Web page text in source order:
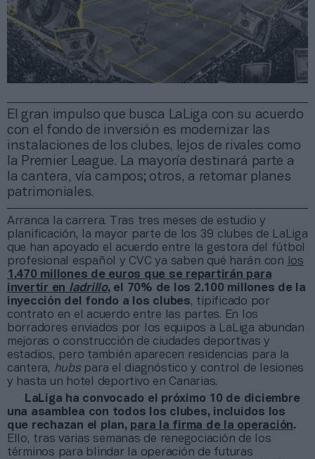
El gran impulso que busca LaLiga con su acuerdo
con el fondo de inversión es modernizar las
instalaciones de los clubes, lejos de rivales como
la Premier League. La mayoría destinará parte a
la cantera, vía campos; otros, a retomar planes
patrimoniales.
Arranca la carrera. Tras tres meses de estudio y
planificación, la mayor parte de los 39 clubes de LaLiga
que han apoyado el acuerdo entre la gestora del fútbol
profesional español y CVC ya saben qué harán con
los
1.470 millones de euros que se repartirán para
invertir en ladrillo, el 70% de los 2.100 millones de la
inyección del fondo a los clubes, tipificado por
contrato en el acuerdo entre las partes. En los
borradores enviados por los equipos a LaLiga abundan
mejoras o construcción de ciudades deportivas y
estadios, pero también aparecen residencias para la
cantera, hubspara el diagnóstico y control de lesiones
y hasta un hotel deportivo en Canarias.
LaLiga ha convocado el próximo 10 de diciembre
una asamblea con todos los clubes, incluidos los
que rechazan el plan, para la firma de la operación.
Ello, tras varias semanas de renegociación de los
términos para blindar la operación de futuras